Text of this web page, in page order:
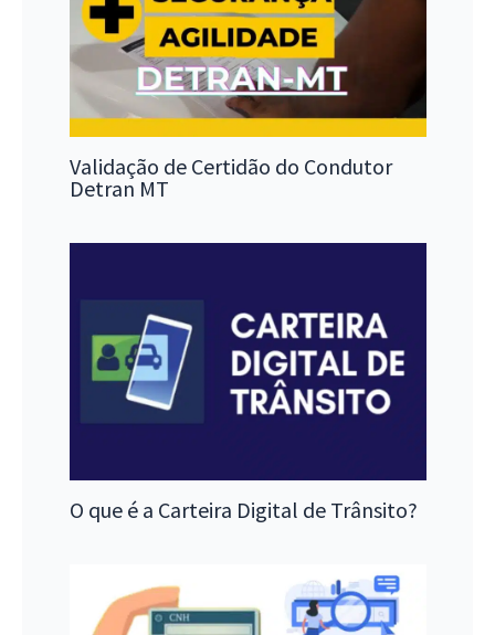
Validação de Certidão do Condutor
Detran MT
O que é a Carteira Digital de Trânsito?